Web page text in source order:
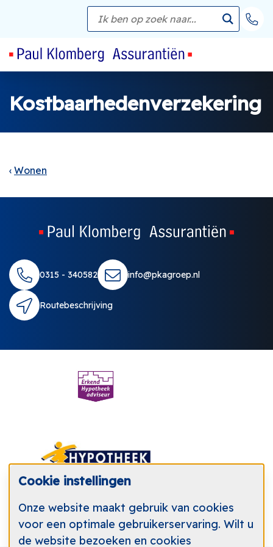
Cookie instellingen
Onze website maakt gebruik van cookies
voor een optimale gebruikerservaring. Wilt u
de website bezoeken en cookies
Kostbaarhedenverzekering
Wonen
0315 - 340582 info@pkagroep.nl
Routebeschrijving